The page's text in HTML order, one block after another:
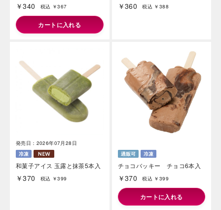
￥340 税込 ￥367
カートに入れる
￥360 税込 ￥388
発売日：2026年07月28日
和菓子アイス 玉露と抹茶5本入
￥370 税込 ￥399
チョコバッキー チョコ6本入
￥370 税込 ￥399
カートに入れる